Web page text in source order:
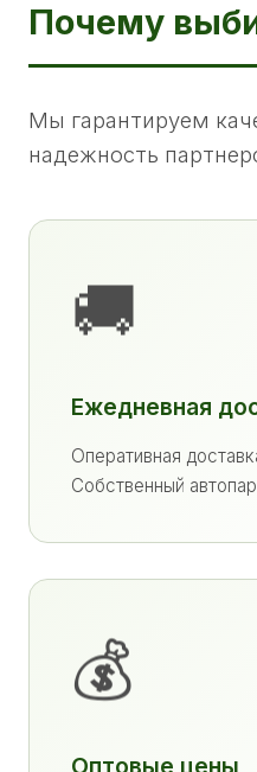
Почему
Мы гарантируем
надежность
🚚
Ежедневная
Оперативная
Собственный
💰
Оптовые цены